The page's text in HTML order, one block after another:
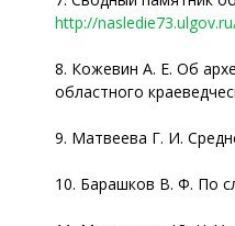
http://
8. Кожевин А. Е. Об
областного
9. Матвеева Г. И.
10. Барашков В. Ф. По